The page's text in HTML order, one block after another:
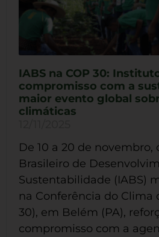
IABS na COP 30:
compromisso com a
maior evento global
climáticas
De 10 a 20 de novembro,
Brasileiro de
Sustentabilidade (IABS)
na Conferência do Clima
30), em Belém (PA),
compromisso com a